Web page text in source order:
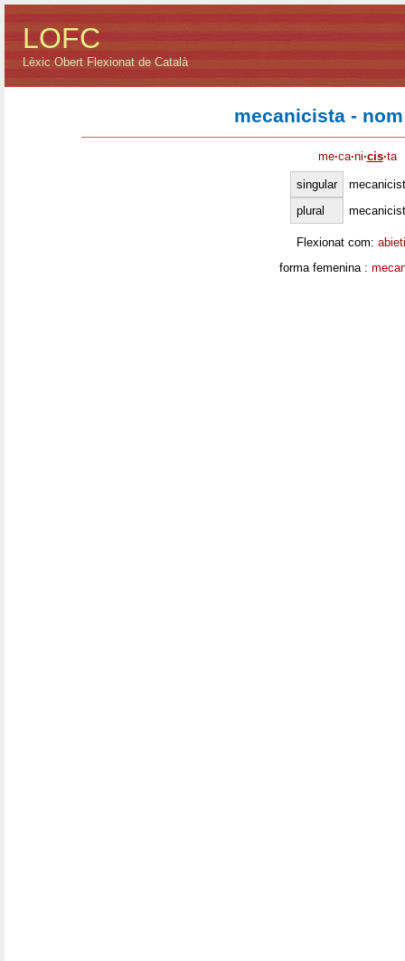
LOFC
Lèxic Obert Flexionat de Català
mecanicista -
me·ca·ni·cis·ta
singular
plural
Flexionat com:
forma femenina :